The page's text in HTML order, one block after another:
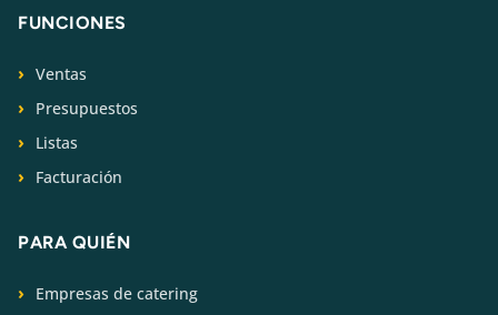
FUNCIONES
Ventas
Presupuestos
Listas
Facturación
PARA QUIÉN
Empresas de catering